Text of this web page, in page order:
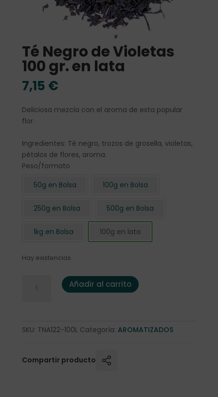
Té Negro de Violetas
100 gr. en lata
7,15 €
Deliciosa mezcla con el aroma de esta popular
flor.
Ingredientes: Té negro, trozos de grosella, violetas,
pétalos de flores, aroma.
Peso/formato
50g en Bolsa
100g en Bolsa
250g en Bolsa 500g en Bolsa
1kg en Bolsa 100g en lata
Hay existencias
Té Negro de Violetas 100 gr. en lata cantidad
Añadir al carrito
SKU: TNA122-100L Categoría: AROMATIZADOS
Compartir producto